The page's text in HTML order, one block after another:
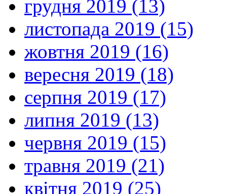
грудня 2019 (13)
листопада 2019 (15)
жовтня 2019 (16)
вересня 2019 (18)
серпня 2019 (17)
липня 2019 (13)
червня 2019 (15)
травня 2019 (21)
квітня 2019 (25)